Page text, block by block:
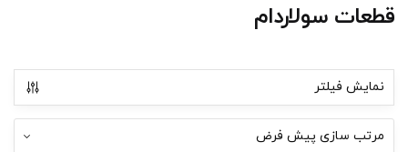
قطعات سولاردام
نمایش فیلتر